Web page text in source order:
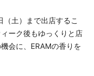
土）まで出店するこ
ーク後もゆっくりと店
会に、ERAMの香りを